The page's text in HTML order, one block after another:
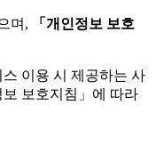
며,
「개인정보 보호
이용 시 제공하는 사
보호지침」에 따라